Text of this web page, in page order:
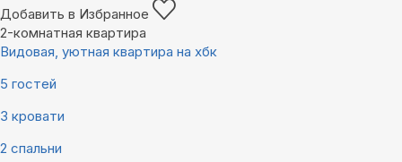
Добавить в Избранное
2-комнатная квартира
Видовая, уютная квартира на хбк
5 гостей
3 кровати
2 спальни